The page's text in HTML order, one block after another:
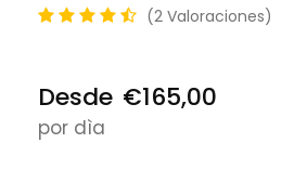
2 Valoraciones
Desde €165,00
por dìa